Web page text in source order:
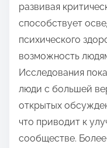
развивая
способствует
психического
возможность
Исследования
люди с большей
открытых
что приводит к
сообществе.